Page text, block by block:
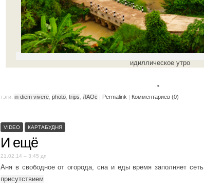
идиллическое утро
。
тэги: in diem vivere photo trips ЛАОс Permalink Комментариев (0)
VIDEO КАРТАБУДНЯ
И ещё
21.02.14 – 3:45 дп
Аня в свободное от огорода, сна и еды время заполняет сеть
присутствием